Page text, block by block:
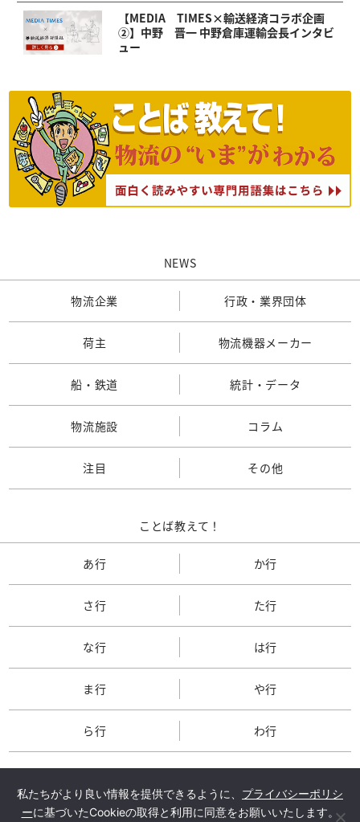
【MEDIA TIMES×輸送経済コラボ企画
②】中野 晋一 中野倉庫運輸会長インタビ
ュー
TOP メルマガ登録
会社概要
NEWS
物流企業 行政・業界団体
荷主 物流機器メーカー
船・鉄道 統計・データ
物流施設 コラム
注目 その他
ことば教えて！
あ行 か行
さ行 た行
な行 は行
ま行 や行
ら行 わ行
私たちがより良い情報を提供できるように、 プライバシーポリシ
ーに基づいたCookieの取得と利用に同意をお願いいたします。